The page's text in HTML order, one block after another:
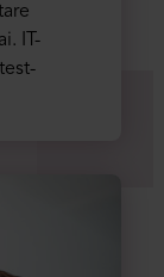
IT-